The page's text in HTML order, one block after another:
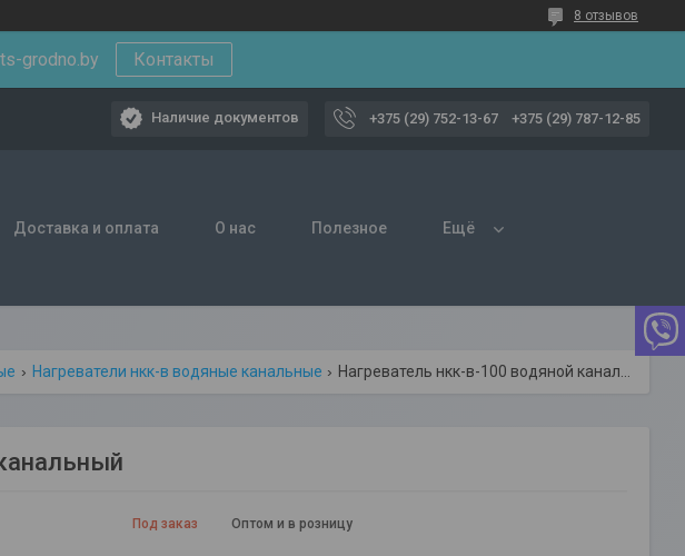
8 отзывов
grodno.by Контакты
Наличие документов +375 (29) 752-13-67 +375 (29) 787-12-85
Доставка и оплата О нас Полезное Ещё
Нагреватели нкк-в водяные канальные
Под заказ Оптом и в розницу